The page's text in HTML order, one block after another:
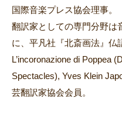
国際音楽プレス協会理事。
翻訳家としての専門分野は
に、平凡社『北斎画法』仏
L’incoronazione di Poppea
Spectacles), Yves Klein
芸翻訳家協会会員。